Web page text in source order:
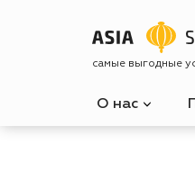
самые выгодные
О нас